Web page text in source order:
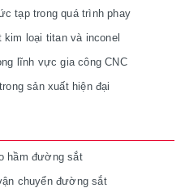
tạp trong quá trình phay
loại titan và inconel
lĩnh vực gia công CNC
sản xuất hiện đại
hầm đường sắt
chuyển đường sắt